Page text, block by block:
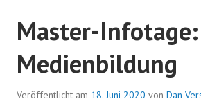
2020
DER
OVGU
Master-Infotage:
Medienbildung
Veröffentlicht am 18. Juni 2020 von Dan